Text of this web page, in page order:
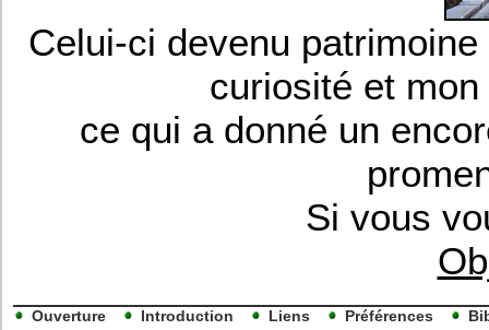
Celui-ci devenu
curiosité et
ce qui a donné un
Si vous
Ouverture Introduction Liens Préférences